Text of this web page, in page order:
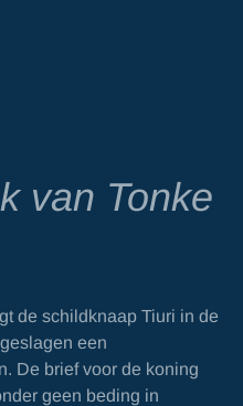
van Tonke
de schildknaap Tiuri in de
een
De brief voor de koning
geen beding in